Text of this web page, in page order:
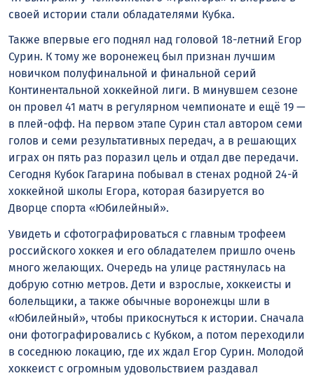
своей истории стали обладателями Кубка.
Также впервые его поднял над головой 18-летний Егор
Сурин. К тому же воронежец был признан лучшим
новичком полуфинальной и финальной серий
Континентальной хоккейной лиги. В минувшем сезоне
он провел 41 матч в регулярном чемпионате и ещё 19 —
в плей-офф. На первом этапе Сурин стал автором семи
голов и семи результативных передач, а в решающих
играх он пять раз поразил цель и отдал две передачи.
Сегодня Кубок Гагарина побывал в стенах родной 24-й
хоккейной школы Егора, которая базируется во
Дворце спорта «Юбилейный».
Увидеть и сфотографироваться с главным трофеем
российского хоккея и его обладателем пришло очень
много желающих. Очередь на улице растянулась на
добрую сотню метров. Дети и взрослые, хоккеисты и
болельщики, а также обычные воронежцы шли в
«Юбилейный», чтобы прикоснуться к истории. Сначала
они фотографировались с Кубком, а потом переходили
в соседнюю локацию, где их ждал Егор Сурин. Молодой
хоккеист с огромным удовольствием раздавал